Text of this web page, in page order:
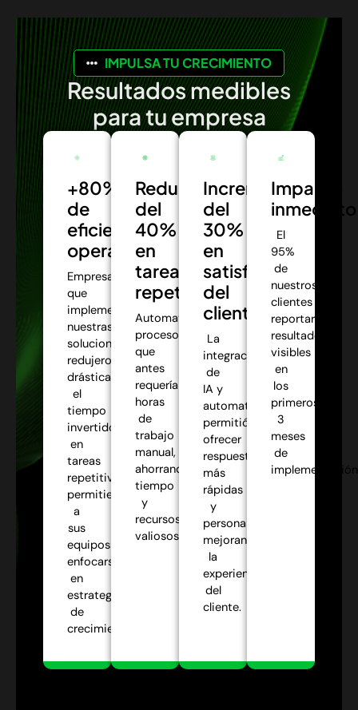
IMPULSA TU CRECIMIENTO
Resultados medibles
para tu empresa
+80%
de
eficiencia
operativa:
Empresas
que
implementaron
nuestras
soluciones
redujeron
drásticamente
el
tiempo
invertido
en
tareas
repetitivas,
permitiendo
a
sus
equipos
enfocarse
en
estrategias
de
crecimiento.
Reducción
del
40%
en
tareas
repetitivas:
Automatizamos
procesos
que
antes
requerían
horas
de
trabajo
manual,
ahorrando
tiempo
y
recursos
valiosos.
Incremento
del
30%
en
satisfacción
del
cliente:
La
integración
de
IA y
automatización
permitió
ofrecer
respuestas
más
rápidas
y
personalizadas,
mejorando
la
experiencia
del
cliente.
Impacto
El
95%
de
nuestros
clientes
reportaron
resultados
visibles
en
los
primeros
3
meses
de